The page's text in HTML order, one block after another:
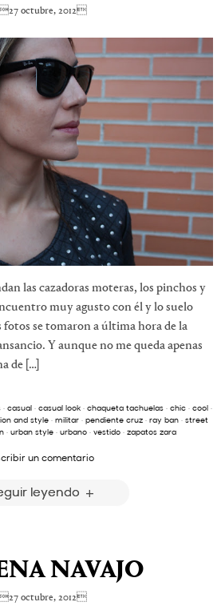
octubre, 2012
las cazadoras moteras, los pinchos y
muy agusto con él y lo suelo
se tomaron a última hora de la
Y aunque no me queda apenas
de […]
· casual · casual look · chaqueta tachuelas · chic · cool ·
and style· militar· pendiente cruz· ray ban· street
· urban style· urbano· vestido· zapatos zara
un comentario
leyendo
NAVAJO
octubre, 2012